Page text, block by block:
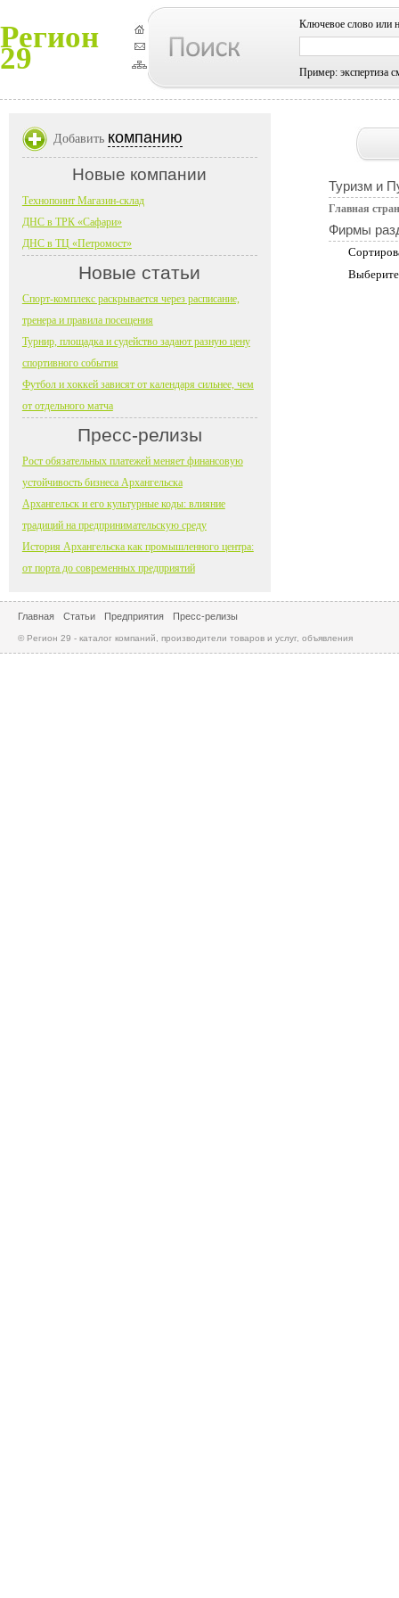
Регион
29
Ключевое слово или
Пример: экспертиза
Туризм и
Главная
Фирмы
Добавить компанию
Новые компании
Технопоинт Магазин-склад
ДНС в ТРК «Сафари»
ДНС в ТЦ «Петромост»
Новые статьи
Спорт-комплекс раскрывается через расписание,
тренера и правила посещения
Турнир, площадка и судейство задают разную цену
спортивного события
Футбол и хоккей зависят от календаря сильнее, чем
от отдельного матча
Пресс-релизы
Рост обязательных платежей меняет финансовую
устойчивость бизнеса Архангельска
Архангельск и его культурные коды: влияние
традиций на предпринимательскую среду
История Архангельска как промышленного центра:
от порта до современных предприятий
Главная Статьи Предприятия Пресс-релизы
© Регион 29 - каталог компаний, производители товаров и услуг, объявления